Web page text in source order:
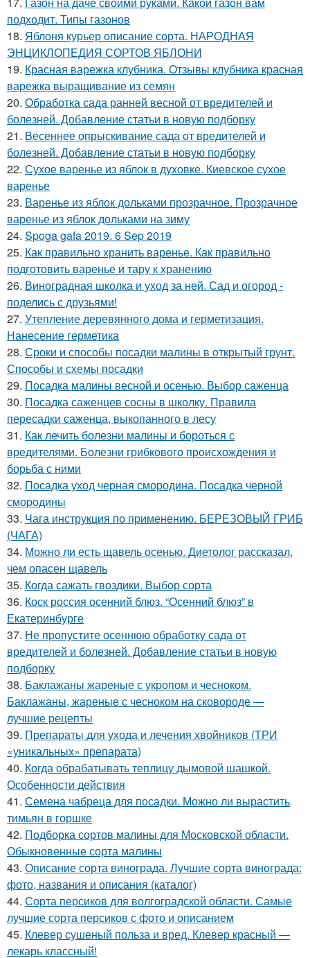
подходит. Типы газонов
18. Яблоня курьер описание сорта. НАРОДНАЯ
ЭНЦИКЛОПЕДИЯ СОРТОВ ЯБЛОНИ
19. Красная варежка клубника. Отзывы клубника красная
варежка выращивание из семян
20. Обработка сада ранней весной от вредителей и
болезней. Добавление статьи в новую подборку
21. Весеннее опрыскивание сада от вредителей и
болезней. Добавление статьи в новую подборку
22. Сухое варенье из яблок в духовке. Киевское сухое
варенье
23. Варенье из яблок дольками прозрачное. Прозрачное
варенье из яблок дольками на зиму
24. Spoga gafa 2019. 6 Sep 2019
25. Как правильно хранить варенье. Как правильно
подготовить варенье и тару к хранению
26. Виноградная школка и уход за ней. Сад и огород -
поделись с друзьями!
27. Утепление деревянного дома и герметизация.
Нанесение герметика
28. Сроки и способы посадки малины в открытый грунт.
Способы и схемы посадки
29. Посадка малины весной и осенью. Выбор саженца
30. Посадка саженцев сосны в школку. Правила
пересадки саженца, выкопанного в лесу
31. Как лечить болезни малины и бороться с
вредителями. Болезни грибкового происхождения и
борьба с ними
32. Посадка уход черная смородина. Посадка черной
смородины
33. Чага инструкция по применению. БЕРЕЗОВЫЙ ГРИБ
(ЧАГА)
34. Можно ли есть щавель осенью. Диетолог рассказал,
чем опасен щавель
35. Когда сажать гвоздики. Выбор сорта
36. Коск россия осенний блюз. “Осенний блюз” в
Екатеринбурге
37. Не пропустите осеннюю обработку сада от
вредителей и болезней. Добавление статьи в новую
подборку
38. Баклажаны жареные с укропом и чесноком.
Баклажаны, жареные с чесноком на сковороде —
лучшие рецепты
39. Препараты для ухода и лечения хвойников (ТРИ
«уникальных» препарата)
40. Когда обрабатывать теплицу дымовой шашкой.
Особенности действия
41. Семена чабреца для посадки. Можно ли вырастить
тимьян в горшке
42. Подборка сортов малины для Московской области.
Обыкновенные сорта малины
43. Описание сорта винограда. Лучшие сорта винограда:
фото, названия и описания (каталог)
44. Сорта персиков для волгоградской области. Самые
лучшие сорта персиков с фото и описанием
45. Клевер сушеный польза и вред. Клевер красный —
лекарь классный!